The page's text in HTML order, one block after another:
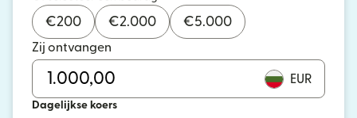
€200 €2.000 €5.000
Zij ontvangen
EUR
Dagelijkse koers